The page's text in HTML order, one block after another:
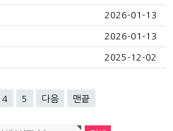
2026-01-13
2026-01-13
2025-12-02
4 5 다음 맨끝